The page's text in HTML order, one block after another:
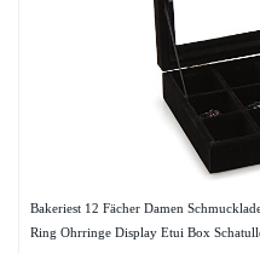
Bakeriest 12 Fächer Damen
Ring Ohrringe Display Etui Box